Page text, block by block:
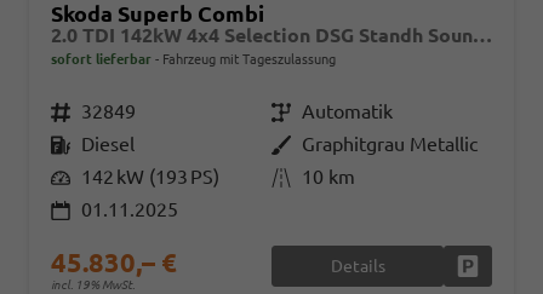
Skoda Superb Combi
2.0 TDI 142kW 4x4 Selection DSG Standh Sound AHK 360 Head Up Pano
sofort lieferbar Fahrzeug mit Tageszulassung
Fahrzeugnr. 32849 GetriebeAutomatik
Kraftstoff Diesel AußenfarbeGraphitgrau Metallic
Leistung 142 kW (193 PS) Kilometerstand 10 km
01.11.2025
45.830,– €
incl. 19% MwSt.
Details